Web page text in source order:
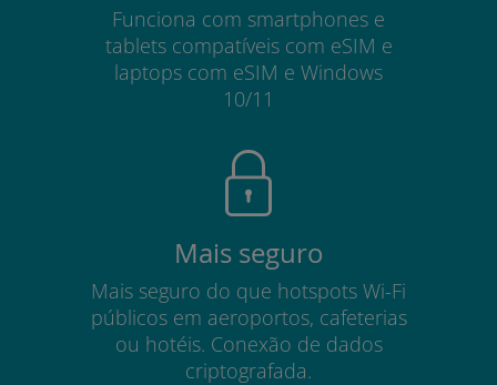
Funciona com smartphones e
tablets compatíveis com eSIM e
laptops com eSIM e Windows
10/11
Mais seguro
Mais seguro do que hotspots Wi-Fi
públicos em aeroportos, cafeterias
ou hotéis. Conexão de dados
criptografada.